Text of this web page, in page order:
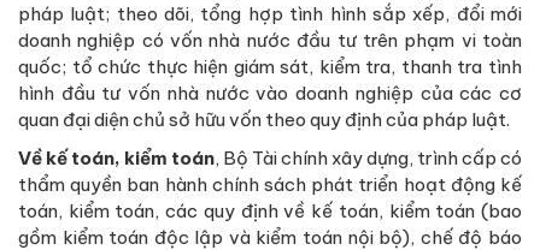
pháp luật; theo dõi, tổng hợp tình hình sắp xếp, đổi mới
doanh nghiệp có vốn nhà nước đầu tư trên phạm vi toàn
quốc; tổ chức thực hiện giám sát, kiểm tra, thanh tra tình
hình đầu tư vốn nhà nước vào doanh nghiệp của các cơ
quan đại diện chủ sở hữu vốn theo quy định của pháp luật.
Về kế toán, kiểm toán, Bộ Tài chính xây dựng, trình cấp có
thẩm quyền ban hành chính sách phát triển hoạt động kế
toán, kiểm toán, các quy định về kế toán, kiểm toán (bao
gồm kiểm toán độc lập và kiểm toán nội bộ), chế độ báo